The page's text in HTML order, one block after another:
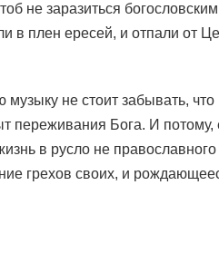
не заразиться
в плен ересей, и отпали от
не стоит забывать,
переживания Бога. И потому,
в русло не
грехов своих, и